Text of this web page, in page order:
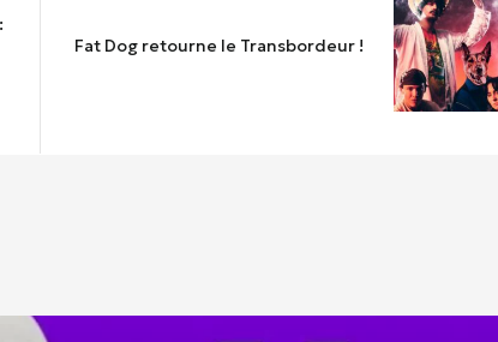
Fat Dog retourne le Transbordeur !